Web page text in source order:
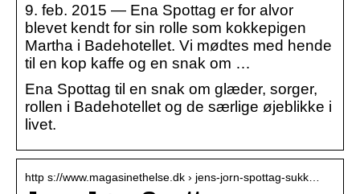
9. feb. 2015 — Ena Spottag er for alvor
blevet kendt for sin rolle som kokkepigen
Martha i Badehotellet. Vi mødtes med hende
til en kop kaffe og en snak om …
Ena Spottag til en snak om glæder, sorger,
rollen i Badehotellet og de særlige øjeblikke i
livet.
http s://www.magasinethelse.dk › jens-jorn-spottag-sukk…